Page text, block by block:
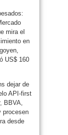
mira el
en
US$ 160
dejar de
API-first
BBVA,
procesen
desde